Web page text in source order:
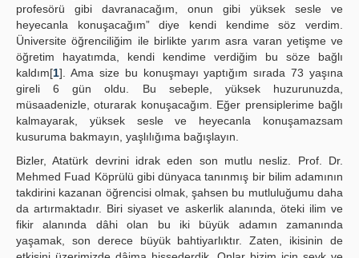
profesörü gibi davranacağım, onun gibi yüksek sesle ve
heyecanla konuşacağım” diye kendi kendime söz verdim.
Üniversite öğrenciliğim ile birlikte yarım asra varan yetişme ve
öğretim hayatımda, kendi kendime verdiğim bu söze bağlı
kaldım[1]. Ama size bu konuşmayı yaptığım sırada 73 yaşına
gireli 6 gün oldu. Bu sebeple, yüksek huzurunuzda,
müsaadenizle, oturarak konuşacağım. Eğer prensiplerime bağlı
kalmayarak, yüksek sesle ve heyecanla konuşamazsam
kusuruma bakmayın, yaşlılığıma bağışlayın.
Bizler, Atatürk devrini idrak eden son mutlu nesliz. Prof. Dr.
Mehmed Fuad Köprülü gibi dünyaca tanınmış bir bilim adamının
takdirini kazanan öğrencisi olmak, şahsen bu mutluluğumu daha
da artırmaktadır. Biri siyaset ve askerlik alanında, öteki ilim ve
fikir alanında dâhi olan bu iki büyük adamın zamanında
yaşamak, son derece büyük bahtiyarlıktır. Zaten, ikisinin de